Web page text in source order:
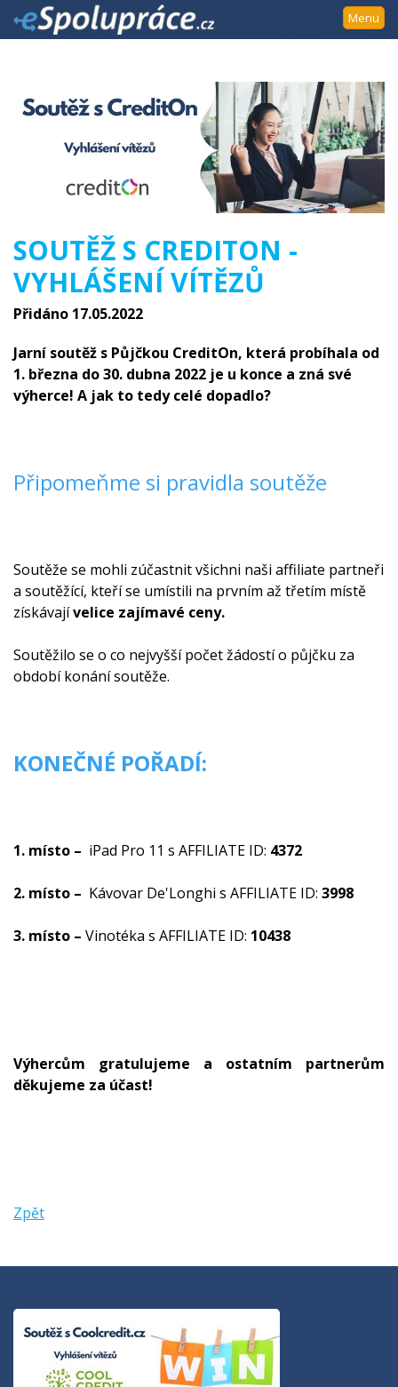
Přejít
k
obsah
Přejít
postrannímu
sloupci
zkratky
Menu
SOUTĚŽ S CREDITON -
VYHLÁŠENÍ VÍTĚZŮ
Přidáno 17.05.2022
Jarní soutěž s Půjčkou CreditOn, která probíhala od
1. března do 30. dubna 2022 je u konce a zná své
výherce! A jak to tedy celé dopadlo?
Připomeňme si pravidla soutěže
Soutěže se mohli zúčastnit všichni naši affiliate partneři
a soutěžící, kteří se umístili na prvním až třetím místě
získávajívelice zajímavé ceny.
Soutěžilo se o co nejvyšší počet žádostí o půjčku za
období konání soutěže.
KONEČNÉ POŘADÍ:
1. místo – iPad Pro 11 s AFFILIATE ID: 4372
2. místo – Kávovar De'Longhi s AFFILIATE ID: 3998
3. místo – Vinotéka s AFFILIATE ID: 10438
Výhercům gratulujeme a ostatním partnerům
děkujeme za účast!
Zpět